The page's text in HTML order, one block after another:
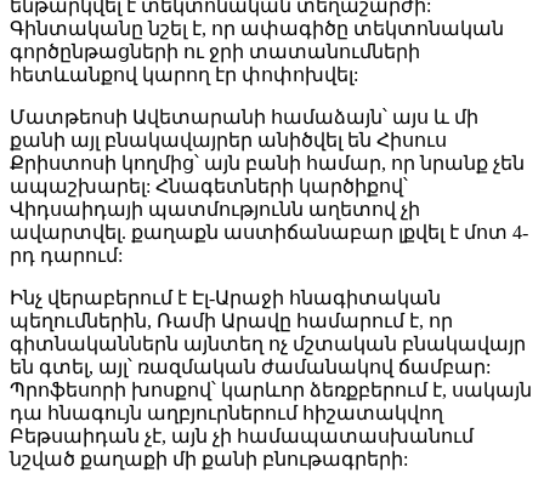
ենթարկվել է տեկտոնական տեղաշարժի:
Գինտականը նշել է, որ ափագիծը տեկտոնական
գործընթացների ու ջրի տատանումների
հետևանքով կարող էր փոփոխվել:
Մատթեոսի Ավետարանի համաձայն՝ այս և մի
քանի այլ բնակավայրեր անիծվել են Հիսուս
Քրիստոսի կողմից՝ այն բանի համար, որ նրանք չեն
ապաշխարել: Հնագետների կարծիքով՝
Վիդսաիդայի պատմությունն աղետով չի
ավարտվել. քաղաքն աստիճանաբար լքվել է մոտ 4-
րդ դարում:
Ինչ վերաբերում է Էլ-Արաջի հնագիտական
պեղումներին, Ռամի Արավը համարում է, որ
գիտնականներն այնտեղ ոչ մշտական բնակավայր
են գտել, այլ՝ ռազմական ժամանակով ճամբար:
Պրոֆեսորի խոսքով՝ կարևոր ձեռքբերում է, սակայն
դա հնագույն աղբյուրներում հիշատակվող
Բեթսաիդան չէ, այն չի համապատասխանում
նշված քաղաքի մի քանի բնութագրերի: